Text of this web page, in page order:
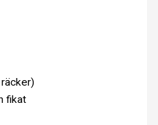
Ingen
fikat